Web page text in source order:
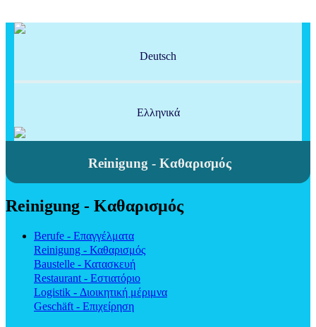
Deutsch
Ελληνικά
Reinigung - Καθαρισμός
Reinigung - Καθαρισμός
Berufe - Επαγγέλματα
Reinigung - Καθαρισμός
Baustelle - Κατασκευή
Restaurant - Εστιατόριο
Logistik - Διοικητική μέριμνα
Geschäft - Επιχείρηση